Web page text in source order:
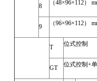
8 （48×96×112）
9 （96×96×112）
T 位式控制
GT 位式控制+